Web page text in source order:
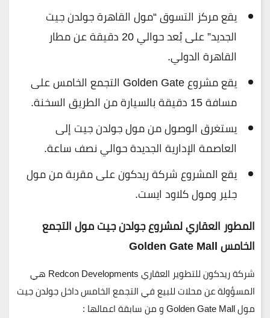
يقع مركز التسوق “مول القاهرة جولدن جيت
الجديد” على بُعد حوالي 20 دقيقة عن مطار
القاهرة الدولي.
يقع مشروع Golden Gate التجمع الخامس على
مسافة 15 دقيقة بالسيارة من الطريق السخنة.
يستغرق الوصول من مول جولدن جيت إلى
العاصمة الإدارية الجديدة حوالي نصف ساعة.
يقع المشروع شركة ريدكون على مقربة من مول
جلير ومول كلاود ايست.
المطور العقاري لمشروع جولدن جيت مول التجمع
الخامس Golden Gate Mall
شركة ريدكون للتطوير العقاري Redcon Developments هي
المسؤولة عن محلات للبيع في التجمع الخامس داخل جولدن جيت
مول Golden Gate Mall و من سابقة اعمالها :